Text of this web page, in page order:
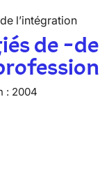
l’intégration
de -
: 2004